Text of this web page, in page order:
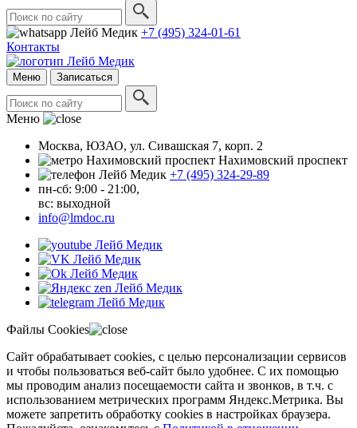
+7 (495) 324-01-61
Контакты
Меню Записаться
Меню
Москва, ЮЗАО, ул. Сивашская 7, корп. 2
Нахимовский проспект
+7 (495) 324-29-89
пн-сб: 9:00 - 21:00,
вc: выходной
info@lmdoc.ru
Файлы Cookies
Сайт обрабатывает cookies, с целью персонализации сервисов
и чтобы пользоваться веб-сайт было удобнее. С их помощью
мы проводим анализ посещаемости сайта и звонков, в т.ч. с
использованием метрических программ Яндекс.Метрика. Вы
можете запретить обработку cookies в настройках браузера.